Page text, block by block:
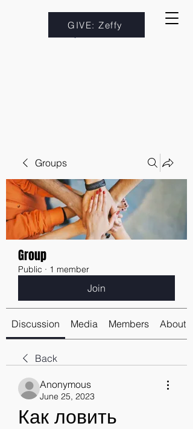
GIVE: Zeffy
Groups
Group
Public · 1 member
Join
Discussion Media Members About
Back
Anonymous
June 25, 2023
Как ловить